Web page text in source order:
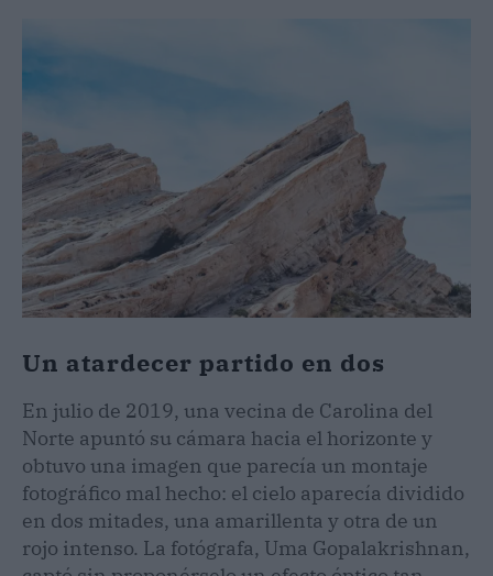
Un atardecer partido en dos
En julio de 2019, una vecina de Carolina del
Norte apuntó su cámara hacia el horizonte y
obtuvo una imagen que parecía un montaje
fotográfico mal hecho: el cielo aparecía dividido
en dos mitades, una amarillenta y otra de un
rojo intenso. La fotógrafa, Uma Gopalakrishnan,